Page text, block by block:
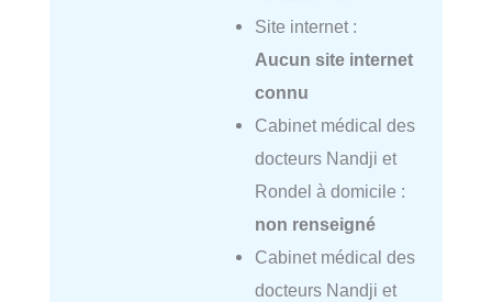
Site internet :
Aucun site internet
connu
Cabinet médical des
docteurs Nandji et
Rondel à domicile :
non renseigné
Cabinet médical des
docteurs Nandji et